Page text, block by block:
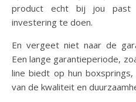
product echt bij jou past
investering te doen.
En vergeet niet naar de
Een lange garantieperiode,
line biedt op hun
van de kwaliteit en